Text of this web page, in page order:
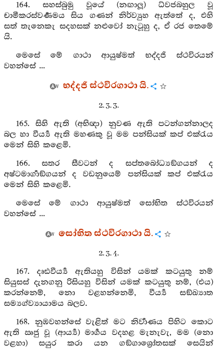
164. සහස්බුමු වූයේ (නඟාලූ) ධ්වජබහුල වූ
චාමීකරස්වර්‍ණමය සිය ගණන් නිර්ව්‍යුහ ඇත්තේ ද, එහි
සත් තැනෙකැ සදහසක් නළුවෝ නැටූහු ද, ඒ රජ තෙමේ
යි.
මෙසේ මේ ගාථා ආයුෂ්මත් භද්දජි ස්ථවිරයන්
වහන්සේ ...
භද්දජි ස්ථවිරගාථා යි.
2. 3. 3.
165. සිහි ඇති (අභිඥා) නුවණ ඇති පටන්ගන්නාලද
බල හා වීර්‍ය්‍ය ඇති මහණකු වූ මම පන්සියක් කප් එක්රැය
මෙන් සිහි කළෙමි.
166. සතර සීවටන් ද සප්තබෝධ්‍යඞ්ගයන් ද
අෂ්ටමාර්‍ගාඞ්ගයන් ද වඩනුයෙම් පන්සියක් කප් එක්රැය
මෙන් සිහි කළෙමි.
මෙසේ මේ ගාථා ආයුෂ්මත් සෝභිත ස්ථවිරයන්
වහන්සේ ...
සෝභිත ස්ථවිරගාථා යි.
2. 3. 4.
167. දෘඪවීර්‍ය්‍ය ඇතියහු විසින් යමක් කටයුතු නම්
සියුසස් දැනගනු රිසියහු විසින් යමක් කටයුතු නම්, (එය)
කරන්නෙම්, නො වළහන්නෙමි, වීර්‍ය්‍ය සඞ්ඛ්‍යාත
සම්‍යග්ව්‍යායාමය බලව.
168. නුඹවහන්සේ වැළිත් මට නිර්‍වාණය පිහිට කොට
ඇති ඍජු වූ (ආර්‍ය්‍ය) මාර්‍ගය වදහළ මැනැවැ, මම (නො
වළහා) සයුර කරා යන ගඞ්ගාශ්‍රෝතසක් සෙයින්